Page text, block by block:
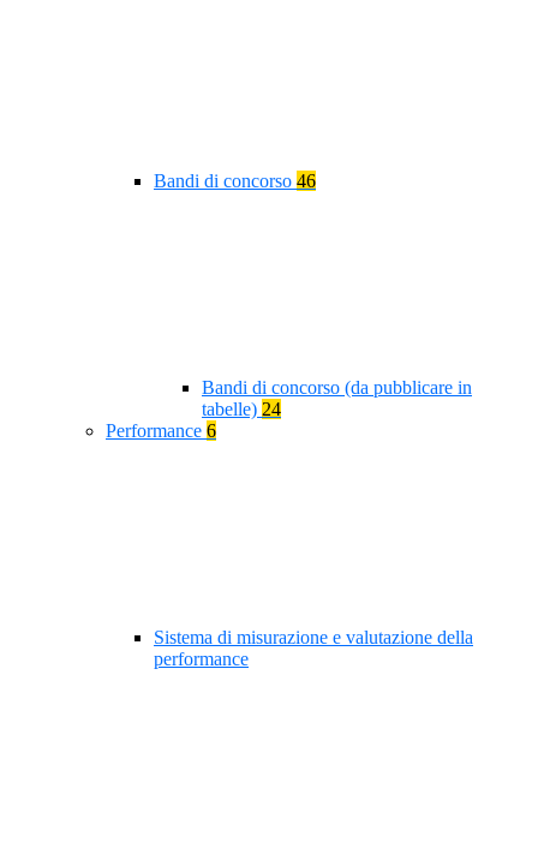
Bandi di concorso 46
Bandi di concorso (da pubblicare in
tabelle) 24
Performance 6
Sistema di misurazione e valutazione della
performance